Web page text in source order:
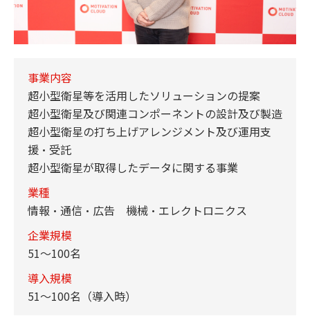
事業内容
超小型衛星等を活用したソリューションの提案
超小型衛星及び関連コンポーネントの設計及び製造
超小型衛星の打ち上げアレンジメント及び運用支
援・受託
超小型衛星が取得したデータに関する事業
業種
情報・通信・広告 機械・エレクトロニクス
企業規模
51～100名
導入規模
51～100名（導入時）